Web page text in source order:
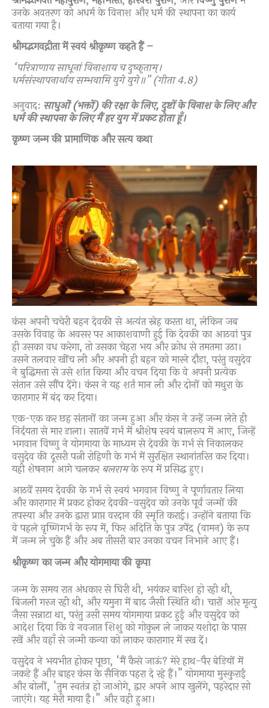
उनके अवतरण को अधर्म के विनाश और धर्म की स्थापना का कार्य
बताया गया है।
श्रीमद्भगवद्गीता में स्वयं श्रीकृष्ण कहते हैं –
“परित्राणाय साधूनां विनाशाय च दुष्कृताम्।
धर्मसंस्थापनार्थाय सम्भवामि युगे युगे॥” (गीता 4.8)
अनुवाद: साधुओं (भक्तों) की रक्षा के लिए, दुष्टों के विनाश के लिए और
धर्म की स्थापना के लिए मैं हर युग में प्रकट होता हूँ।
कृष्ण जन्म की प्रामाणिक और सत्य कथा
कंस अपनी चचेरी बहन देवकी से अत्यंत स्नेह करता था, लेकिन जब
उसके विवाह के अवसर पर आकाशवाणी हुई कि देवकी का आठवां पुत्र
ही उसका वध करेगा, तो उसका चेहरा भय और क्रोध से तमतमा उठा।
उसने तलवार खींच ली और अपनी ही बहन को मारने दौड़ा, परंतु वसुदेव
ने बुद्धिमत्ता से उसे शांत किया और वचन दिया कि वे अपनी प्रत्येक
संतान उसे सौंप देंगे। कंस ने यह शर्त मान ली और दोनों को मथुरा के
कारागार में बंद कर दिया।
एक-एक कर छह संतानों का जन्म हुआ और कंस ने उन्हें जन्म लेते ही
निर्दयता से मार डाला। सातवें गर्भ में श्रीशेष स्वयं बालरूप में आए, जिन्हें
भगवान विष्णु ने योगमाया के माध्यम से देवकी के गर्भ से निकालकर
वसुदेव की दूसरी पत्नी रोहिणी के गर्भ में सुरक्षित स्थानांतरित कर दिया।
यही शेषनाग आगे चलकर बलरामके रूप में प्रसिद्ध हुए।
आठवें समय देवकी के गर्भ से स्वयं भगवान विष्णु ने पूर्णावतार लिया
और कारागार में प्रकट होकर देवकी-वसुदेव को उनके पूर्व जन्मों की
तपस्या और उनके द्वारा प्राप्त वरदान की स्मृति कराई। उन्होंने बताया कि
वे पहले वृष्णिगर्भ के रूप में, फिर अदिति के पुत्र उपेंद्र (वामन) के रूप
में जन्म ले चुके हैं और अब तीसरी बार उनका वचन निभाने आए हैं।
श्रीकृष्ण का जन्म और योगमाया की कृपा
जन्म के समय रात अंधकार से घिरी थी, भयंकर बारिश हो रही थी,
बिजली गरज रही थी, और यमुना में बाढ़ जैसी स्थिति थी। चारों ओर मृत्यु
जैसा सन्नाटा था, परंतु उसी समय योगमाया प्रकट हुईं और वसुदेव को
आदेश दिया कि वे नवजात शिशु को गोकुल ले जाकर यशोदा के पास
रखें और वहाँ से जन्मी कन्या को लाकर कारागार में रख दें।
वसुदेव ने भयभीत होकर पूछा, “मैं कैसे जाऊं? मेरे हाथ-पैर बेड़ियों में
जकड़े हैं और बाहर कंस के सैनिक पहरा दे रहे हैं।” योगमाया मुस्कुराईं
और बोलीं, “तुम स्वतंत्र हो जाओगे, द्वार अपने आप खुलेंगे, पहरेदार सो
जाएंगे। यह मेरी माया है।” और वही हुआ।